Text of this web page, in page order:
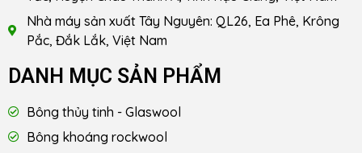
Nhà máy sản xuất Tây Nguyên: QL26, Ea Phê, Krông
Pắc, Đắk Lắk, Việt Nam
DANH MỤC SẢN PHẨM
Bông thủy tinh - Glaswool
Bông khoáng rockwool